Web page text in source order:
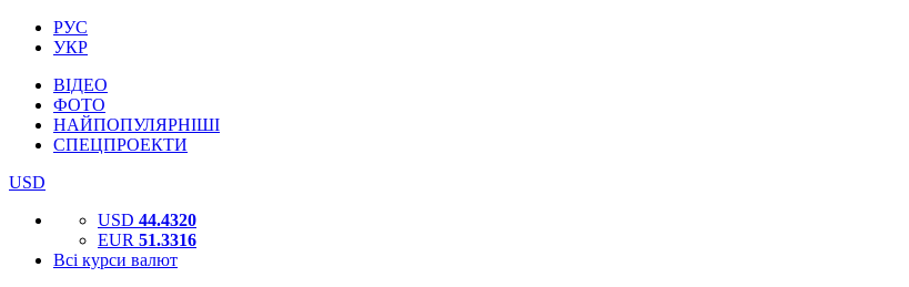
РУС
УКР
ВІДЕО
ФОТО
НАЙПОПУЛЯРНІШІ
СПЕЦПРОЕКТИ
USD
USD 44.4320
EUR 51.3316
Всі курси валют